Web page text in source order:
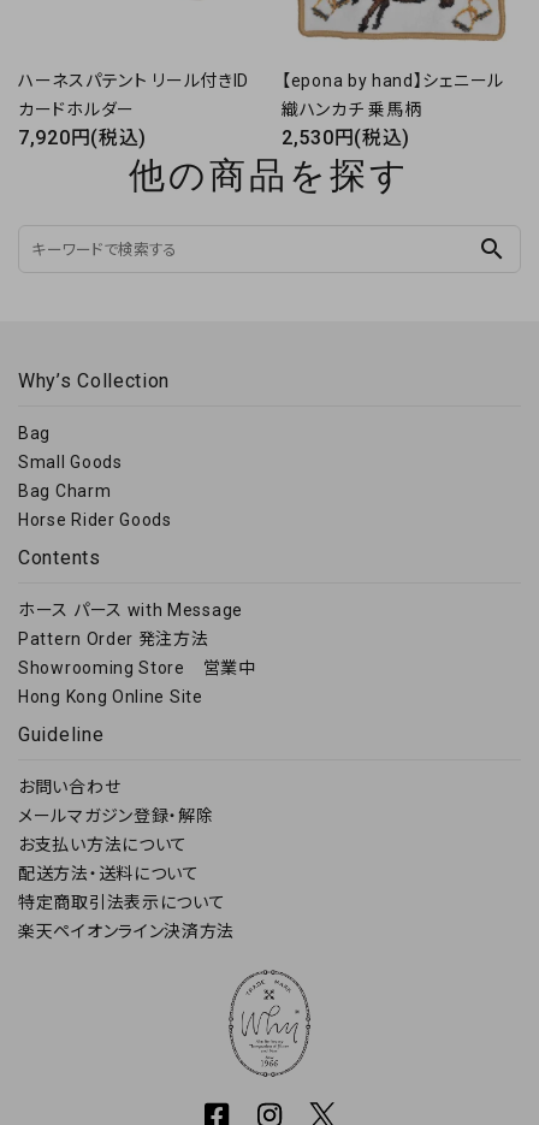
ハーネスパテント リール付きID
カードホルダー
7,920円(税込)
【epona by hand】シェニール
織ハンカチ 乗馬柄
2,530円(税込)
他の商品を探す
search
Why’s Collection
Bag
Small Goods
Bag Charm
Horse Rider Goods
Contents
ホース パース with Message
Pattern Order 発注方法
Showrooming Store 営業中
Hong Kong Online Site
Guideline
お問い合わせ
メールマガジン登録・解除
お支払い方法について
配送方法・送料について
特定商取引法表示について
楽天ペイオンライン決済方法